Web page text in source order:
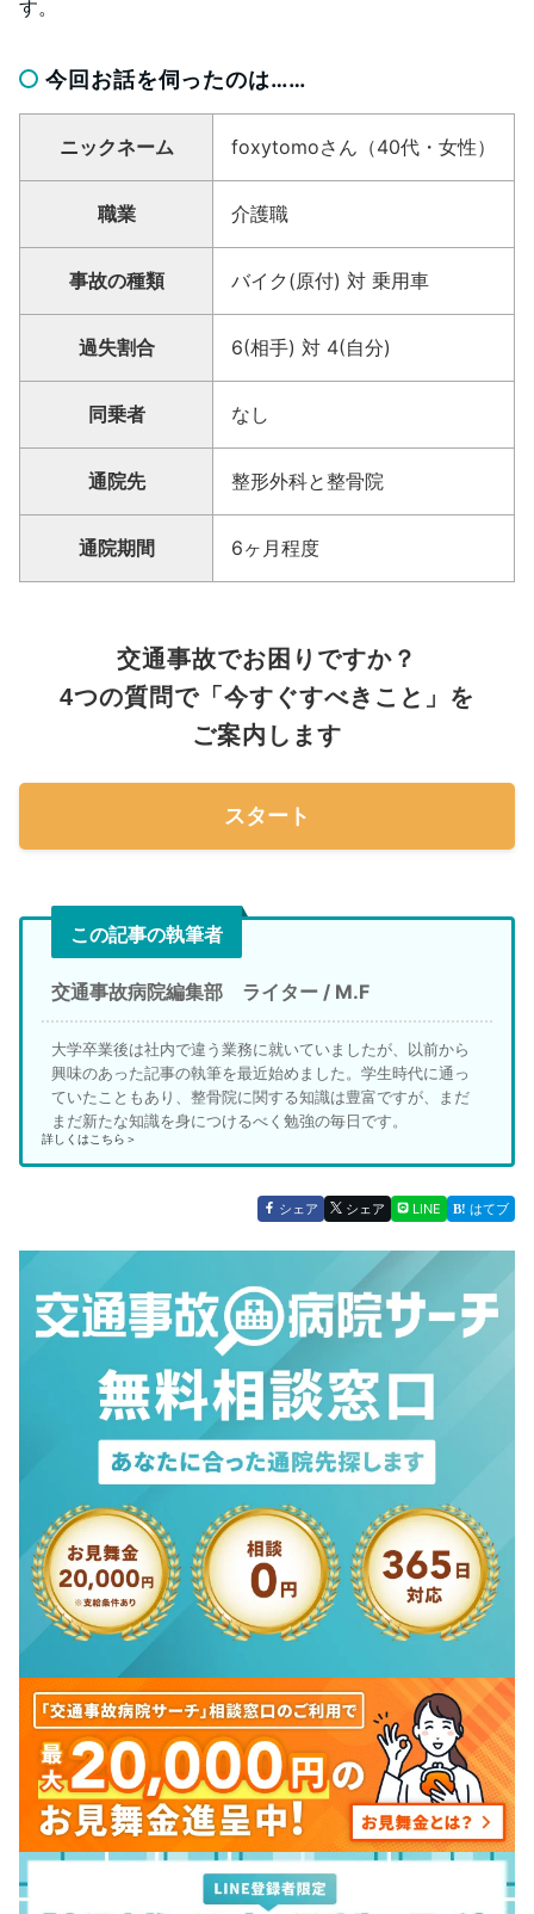
す。
今回お話を伺ったのは……
ニックネーム foxytomoさん（40代・女性）
職業 介護職
事故の種類 バイク(原付) 対 乗用車
過失割合 6(相手) 対 4(自分)
同乗者 なし
通院先 整形外科と整骨院
通院期間 6ヶ月程度
交通事故でお困りですか？
4つの質問で「今すぐすべきこと」を
ご案内します
スタート
この記事の執筆者
交通事故病院編集部 ライター / M.F
大学卒業後は社内で違う業務に就いていましたが、以前から
興味のあった記事の執筆を最近始めました。学生時代に通っ
ていたこともあり、整骨院に関する知識は豊富ですが、まだ
まだ新たな知識を身につけるべく勉強の毎日です。
詳しくはこちら＞
シェア シェア LINE はてブ